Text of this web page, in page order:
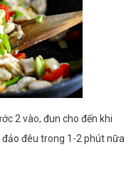
2 vào, đun cho đến khi
đêu trong 1-2 phút nữa